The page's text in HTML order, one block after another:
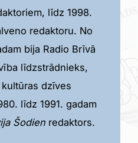
līdz 1998.
redaktoru. No
bija Radio Brīvā
līdzstrādnieks,
dzīves
līdz 1991. gadam
Šodien redaktors.